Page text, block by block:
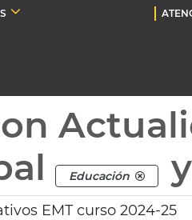
Educación
EMT curso 2024-25